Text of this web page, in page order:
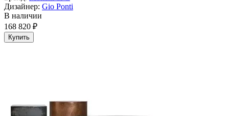
Дизайнер: Gio Ponti
В наличии
168 820 ₽
Купить